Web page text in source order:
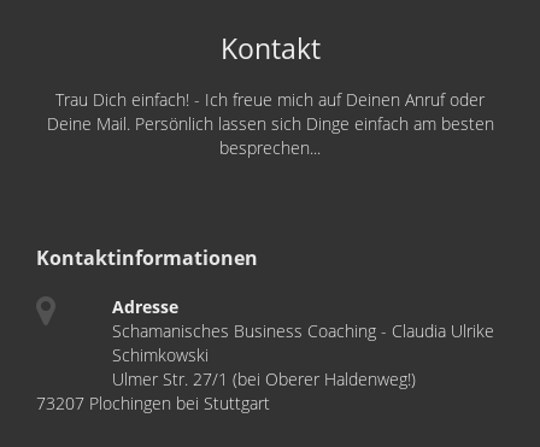
Kontakt
Trau Dich einfach! - Ich freue mich auf Deinen Anruf oder
Deine Mail. Persönlich lassen sich Dinge einfach am besten
besprechen...
Kontaktinformationen
Adresse
Schamanisches Business Coaching - Claudia Ulrike
Schimkowski
Ulmer Str. 27/1 (bei Oberer Haldenweg!)
73207 Plochingen bei Stuttgart